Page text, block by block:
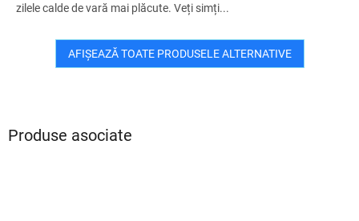
Produse asociate
zilele calde de vară mai plăcute. Veți simți...
AFIŞEAZĂ TOATE PRODUSELE ALTERNATIVE